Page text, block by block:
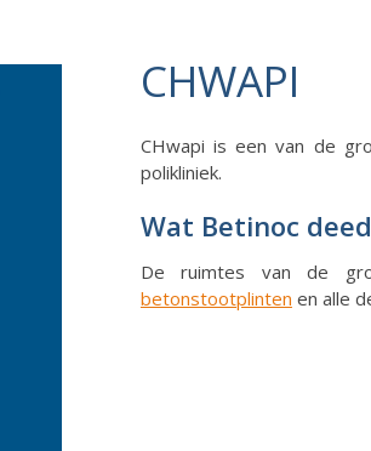
CHWAPI
CHwapi is een van de
polikliniek.
Wat Betinoc
De ruimtes van de
betonstootplinten en alle